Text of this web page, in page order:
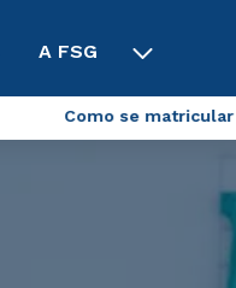
A FSG
Como se matricular